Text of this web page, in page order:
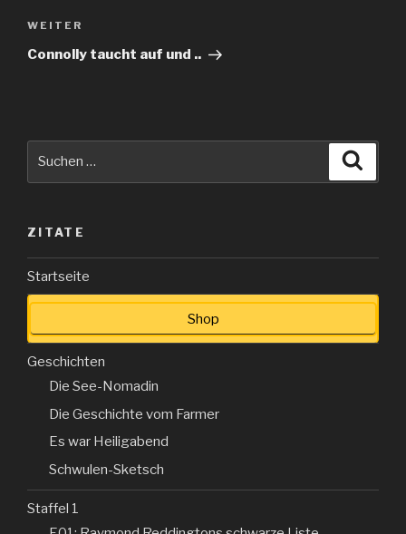
Nächster
Beitrag
WEITER
Connolly taucht auf und ..
ZITATE
Startseite
Shop
Geschichten
Die See-Nomadin
Die Geschichte vom Farmer
Es war Heiligabend
Schwulen-Sketsch
Staffel 1